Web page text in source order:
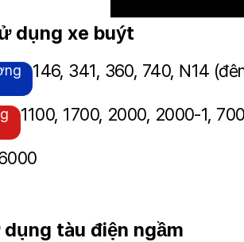
dụng xe buýt
146, 341, 360, 740, N14
1100, 1700, 2000, 2000-1,
dụng tàu điện ngầm